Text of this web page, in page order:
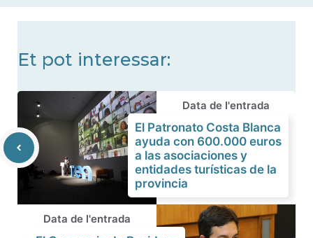
Et pot interessar:
Data de l'entrada
El Patronato Costa Blanca
ayuda con 600.000 euros
a las asociaciones y
entidades turísticas de la
provincia
Data de l'entrada